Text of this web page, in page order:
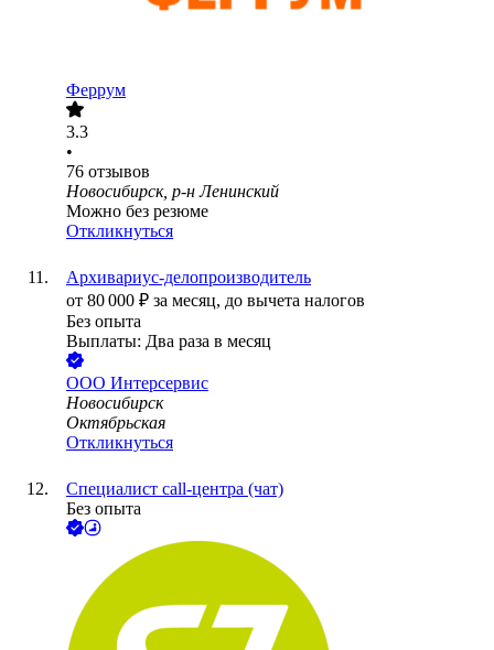
Феррум
3.3
•
76 отзывов
Новосибирск, р-н Ленинский
Можно без резюме
Откликнуться
Архивариус-делопроизводитель
от 80 000 ₽ за месяц, до вычета налогов
Без опыта
Выплаты: Два раза в месяц
ООО Интерсервис
Новосибирск
Октябрьская
Откликнуться
Специалист call-центра (чат)
Без опыта